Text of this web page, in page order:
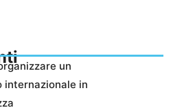
un
internazionale in